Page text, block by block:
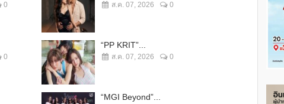
0
0
ส.ค. 07, 2026 0
“PP KRIT”...
ส.ค. 07, 2026 0
“MGI Beyond”...